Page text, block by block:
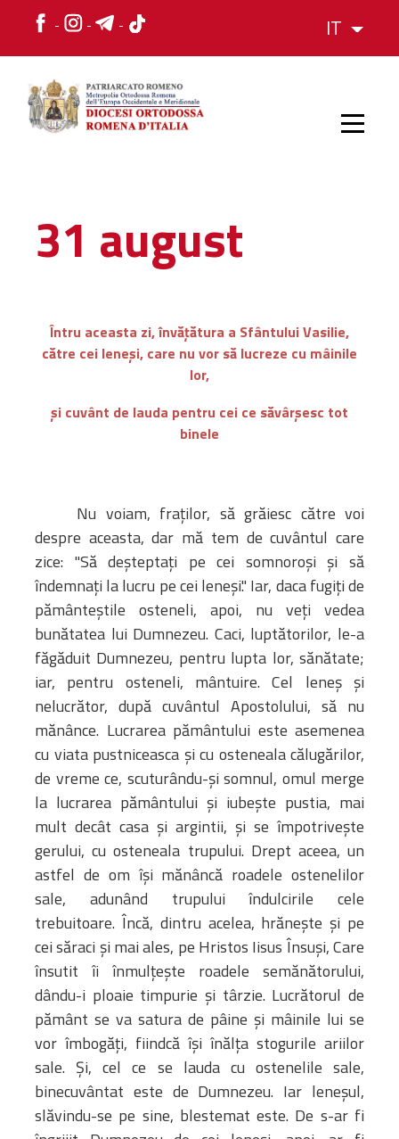
IT
STORIA
VESCOVO
Amministrativa
monumenti
Diaconie
Associazioni e
Centri
Cimiteri
Parrocchie
RISORSE
RISORSE
Apostolia Italia
Comunicati stampa
Gli Statuti e le leggi
Lettere pastorali
Biblioteca
Risorse multimediali
Opinioni Ortodosse
Dalla vita
della”famiglia” della
diocesi
CSDE
La Parola del Vescovo
Lectura Lunii
Prezentarea
Parohiilor
CONTATTI
31 august
Întru aceasta zi, învățătura a Sfântului Vasilie,
către cei leneși, care nu vor să lucreze cu mâinile
lor,
și cuvânt de lauda pentru cei ce săvârșesc tot
binele
Nu voiam, fraților, să grăiesc către voi
despre aceasta, dar mă tem de cuvântul care
zice: "Să deșteptați pe cei somnoroși și să
îndemnați la lucru pe cei leneși." Iar, daca fugiți de
pământeștile osteneli, apoi, nu veți vedea
bunătatea lui Dumnezeu. Caci, luptătorilor, le-a
făgăduit Dumnezeu, pentru lupta lor, sănătate;
iar, pentru osteneli, mântuire. Cel leneș și
nelucrător, după cuvântul Apostolului, să nu
mănânce. Lucrarea pământului este asemenea
cu viata pustniceasca și cu osteneala călugărilor,
de vreme ce, scuturându-și somnul, omul merge
la lucrarea pământului și iubește pustia, mai
mult decât casa și argintii, și se împotrivește
gerului, cu osteneala trupului. Drept aceea, un
astfel de om își mănâncă roadele ostenelilor
sale, adunând trupului îndulcirile cele
trebuitoare. Încă, dintru acelea, hrănește și pe
cei săraci și mai ales, pe Hristos Iisus Însuși, Care
însutit îi înmulțește roadele semănătorului,
dându-i ploaie timpurie și târzie. Lucrătorul de
pământ se va satura de pâine și mâinile lui se
vor îmbogăți, fiindcă își înălța stogurile ariilor
sale. Și, cel ce se lauda cu ostenelile sale,
binecuvântat este de Dumnezeu. Iar leneșul,
slăvindu-se pe sine, blestemat este. De s-ar fi